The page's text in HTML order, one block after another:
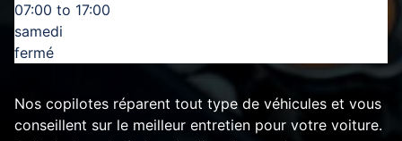
07:00 to 17:00
samedi
fermé
Nos copilotes réparent tout type de véhicules et vous
conseillent sur le meilleur entretien pour votre voiture.